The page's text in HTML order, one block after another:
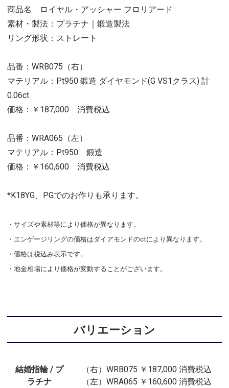
商品名 ロイヤル・アッシャー フロリアード
素材・製法：プラチナ｜鍛造製法
リング形状：ストレート
品番：WRB075（右）
マテリアル：Pt950 鍛造 ダイヤモンド(G VS1クラス) 計
0.06ct
価格：￥187,000 消費税込
品番：WRA065（左）
マテリアル：Pt950 鍛造
価格：￥160,600 消費税込
*K18YG、PGでのお作りも承ります。
・サイズや素材等により価格が異なります。
・エンゲージリングの価格はダイアモンドのctにより異なります。
・価格は税込み表示です。
・地金相場により価格が変動することがございます。
バリエーション
結婚指輪 / プ
ラチナ
（右）WRB075 ￥187,000 消費税込
（左）WRA065 ￥160,600 消費税込